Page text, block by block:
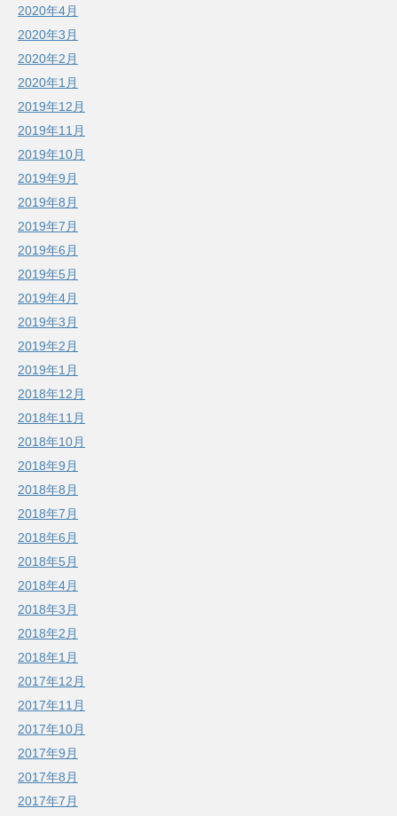
2020年4月
2020年3月
2020年2月
2020年1月
2019年12月
2019年11月
2019年10月
2019年9月
2019年8月
2019年7月
2019年6月
2019年5月
2019年4月
2019年3月
2019年2月
2019年1月
2018年12月
2018年11月
2018年10月
2018年9月
2018年8月
2018年7月
2018年6月
2018年5月
2018年4月
2018年3月
2018年2月
2018年1月
2017年12月
2017年11月
2017年10月
2017年9月
2017年8月
2017年7月